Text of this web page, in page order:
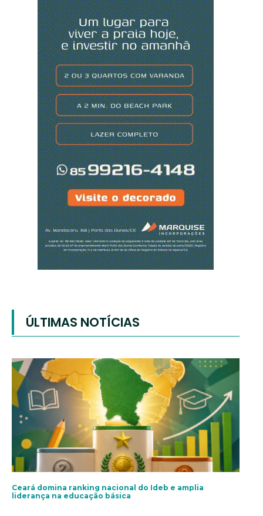
ÚLTIMAS NOTÍCIAS
Ceará domina ranking nacional do Ideb e amplia
liderança na educação básica